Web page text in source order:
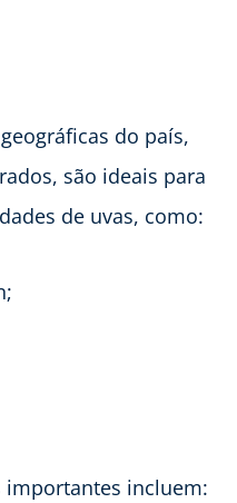
do país,
são ideais para
de uvas, como:
incluem: